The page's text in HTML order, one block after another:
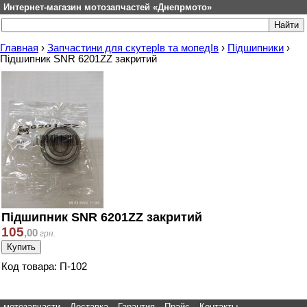
Интернет-магазин мотозапчастей «Днепрмото»
Главная › Запчастини для скутерІв та мопедІв › Підшипники ›
Підшипник SNR 6201ZZ закритий
Підшипник SNR 6201ZZ закритий
105,00 грн.
Код товара: П-102